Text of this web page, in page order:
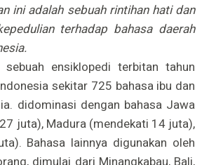
ini adalah sebuah rintihan hati dan
terhadap bahasa daerah
ensiklopedi terbitan tahun
sekitar 725 bahasa ibu dan
didominasi dengan bahasa Jawa
juta), Madura(mendekati 14 juta),
). Bahasa lainnya digunakan oleh